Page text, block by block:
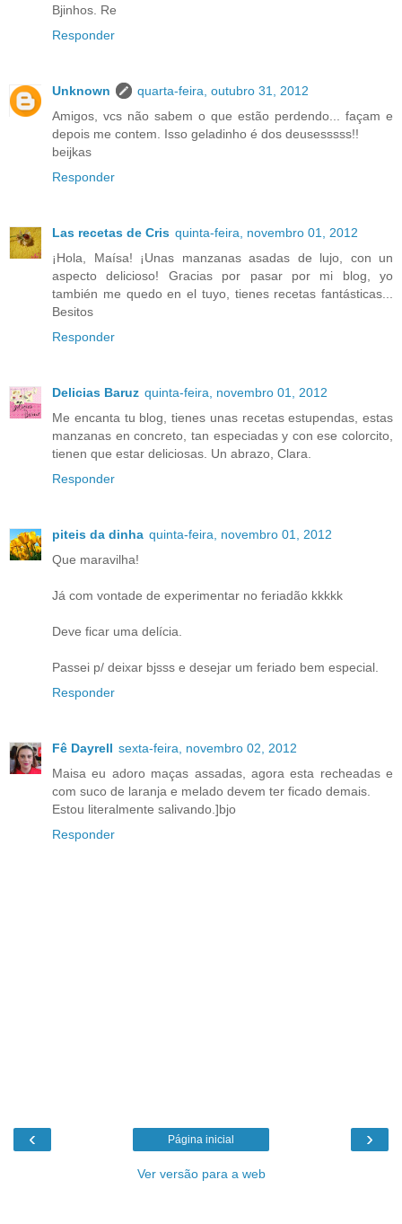
Bjinhos. Re
Responder
Unknown
quarta-feira, outubro 31, 2012
Amigos, vcs não sabem o que estão perdendo... façam e
depois me contem. Isso geladinho é dos deusesssss!!
beijkas
Responder
Las recetas de Cris quinta-feira, novembro 01, 2012
¡Hola, Maísa! ¡Unas manzanas asadas de lujo, con un
aspecto delicioso! Gracias por pasar por mi blog, yo
también me quedo en el tuyo, tienes recetas fantásticas...
Besitos
Responder
Delicias Baruz quinta-feira, novembro 01, 2012
Me encanta tu blog, tienes unas recetas estupendas, estas
manzanas en concreto, tan especiadas y con ese colorcito,
tienen que estar deliciosas. Un abrazo, Clara.
Responder
piteis da dinha quinta-feira, novembro 01, 2012
Que maravilha!
Já com vontade de experimentar no feriadão kkkkk
Deve ficar uma delícia.
Passei p/ deixar bjsss e desejar um feriado bem especial.
Responder
Fê Dayrell sexta-feira, novembro 02, 2012
Maisa eu adoro maças assadas, agora esta recheadas e
com suco de laranja e melado devem ter ficado demais.
Estou literalmente salivando.]bjo
Responder
‹ ›
Página inicial
Ver versão para a web